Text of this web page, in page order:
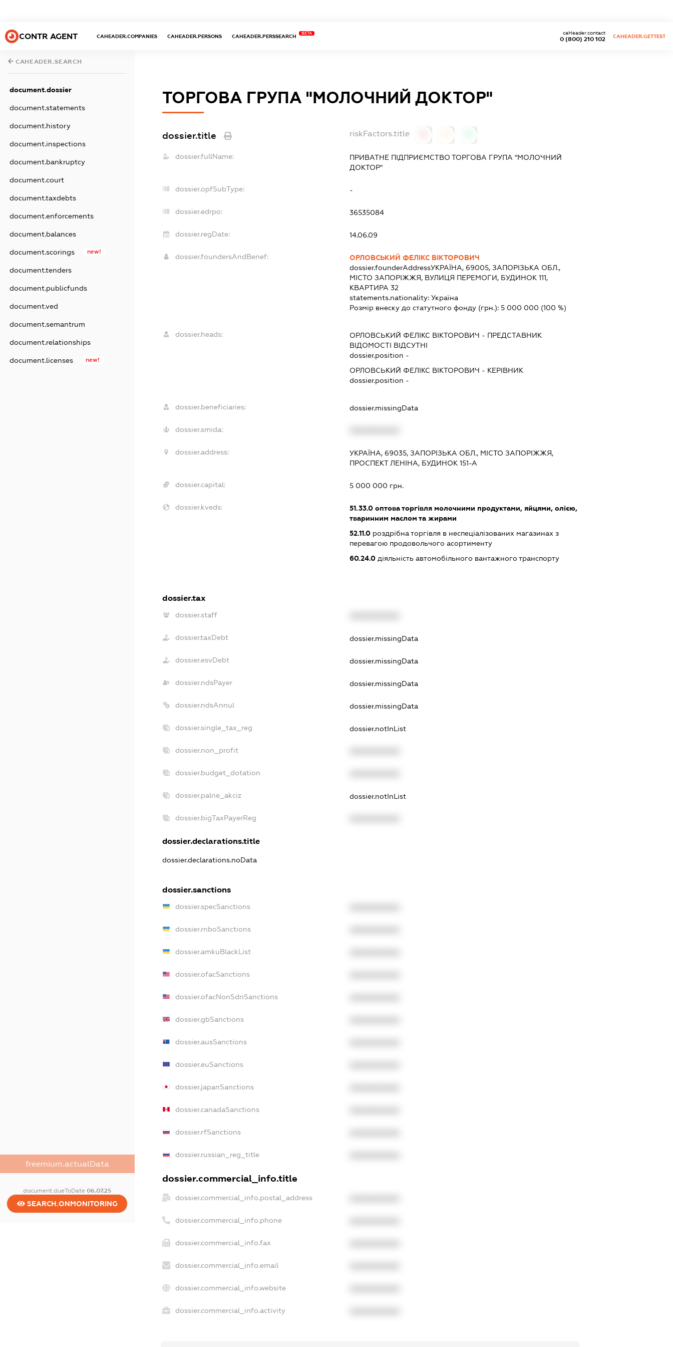
CONTR AGENT CAHEADER.COMPANIES CAHEADER.PERSONS CAHEADER.PERSSEARCH
BETA
0 (800) 210 102
caHeader.contact
CAHEADER.GETTEST
CAHEADER.SEARCH
document.dossier
document.statements
document.history
document.inspections
document.bankruptcy
document.court
document.taxdebts
document.enforcements
document.balances
document.scorings new!
document.tenders
document.publicfunds
document.ved
document.semantrum
document.relationships
document.licenses new!
freemium.actualData
document.dueToDate06.07.25
SEARCH.ONMONITORING
ТОРГОВА ГРУПА "МОЛОЧНИЙ ДОКТОР"
dossier.title riskFactors.title
dossier.fullName:
ПРИВАТНЕ ПІДПРИЄМСТВО ТОРГОВА ГРУПА "МОЛОЧНИЙ
ДОКТОР"
dossier.opfSubType: -
dossier.edrpo: 36535084
dossier.regDate: 14.06.09
dossier.foundersAndBenef:
ОРЛОВСЬКИЙ ФЕЛІКС ВІКТОРОВИЧ
dossier.founderAddressУКРАЇНА, 69005, ЗАПОРІЗЬКА ОБЛ.,
МІСТО ЗАПОРІЖЖЯ, ВУЛИЦЯ ПЕРЕМОГИ, БУДИНОК 111,
КВАРТИРА 32
statements.nationality: Україна
Розмір внеску до статутного фонду (грн.): 5 000 000 (100 %)
dossier.heads: ОРЛОВСЬКИЙ ФЕЛІКС ВІКТОРОВИЧ - ПРЕДСТАВНИК
ВІДОМОСТІ ВІДСУТНІ
dossier.position -
ОРЛОВСЬКИЙ ФЕЛІКС ВІКТОРОВИЧ - КЕРІВНИК
dossier.position -
dossier.beneficiaries: dossier.missingData
dossier.smida:
dossier.address:
УКРАЇНА, 69035, ЗАПОРІЗЬКА ОБЛ., МІСТО ЗАПОРІЖЖЯ,
ПРОСПЕКТ ЛЕНІНА, БУДИНОК 151-А
dossier.capital: 5 000 000 грн.
dossier.kveds: 51.33.0оптова торгівля молочними продуктами, яйцями, олією,
тваринним маслом та жирами
52.11.0роздрібна торгівля в неспеціалізованих магазинах з
перевагою продовольчого асортименту
60.24.0діяльність автомобільного вантажного транспорту
dossier.tax
dossier.staff
dossier.taxDebt dossier.missingData
dossier.esvDebt dossier.missingData
dossier.ndsPayer dossier.missingData
dossier.ndsAnnul dossier.missingData
dossier.single_tax_reg dossier.notInList
dossier.non_profit
dossier.budget_dotation
dossier.palne_akciz dossier.notInList
dossier.bigTaxPayerReg
dossier.declarations.title
dossier.declarations.noData
dossier.sanctions
dossier.specSanctions
dossier.rnboSanctions
dossier.amkuBlackList
dossier.ofacSanctions
dossier.ofacNonSdnSanctions
dossier.gbSanctions
dossier.ausSanctions
dossier.euSanctions
dossier.japanSanctions
dossier.canadaSanctions
dossier.rfSanctions
dossier.russian_reg_title
dossier.commercial_info.title
dossier.commercial_info.postal_address
dossier.commercial_info.phone
dossier.commercial_info.fax
dossier.commercial_info.email
dossier.commercial_info.website
dossier.commercial_info.activity